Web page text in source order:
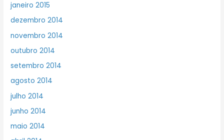
janeiro 2015
dezembro 2014
novembro 2014
outubro 2014
setembro 2014
agosto 2014
julho 2014
junho 2014
maio 2014